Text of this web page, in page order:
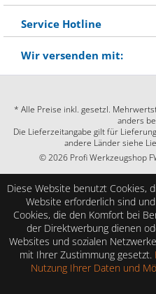
Service Hotline
Wir versenden mit:
* Alle Preise inkl. gesetzl.
anders
Die Lieferzeitangabe gilt für
andere Länder siehe
© 2026 Profi Werkzeugshop
Diese Website benutzt Cookies,
Website erforderlich sind
Cookies, die den Komfort bei
der Direktwerbung dienen
Websites und sozialen
mit Ihrer Zustimmung gesetzt.
Nutzung Ihrer Daten und